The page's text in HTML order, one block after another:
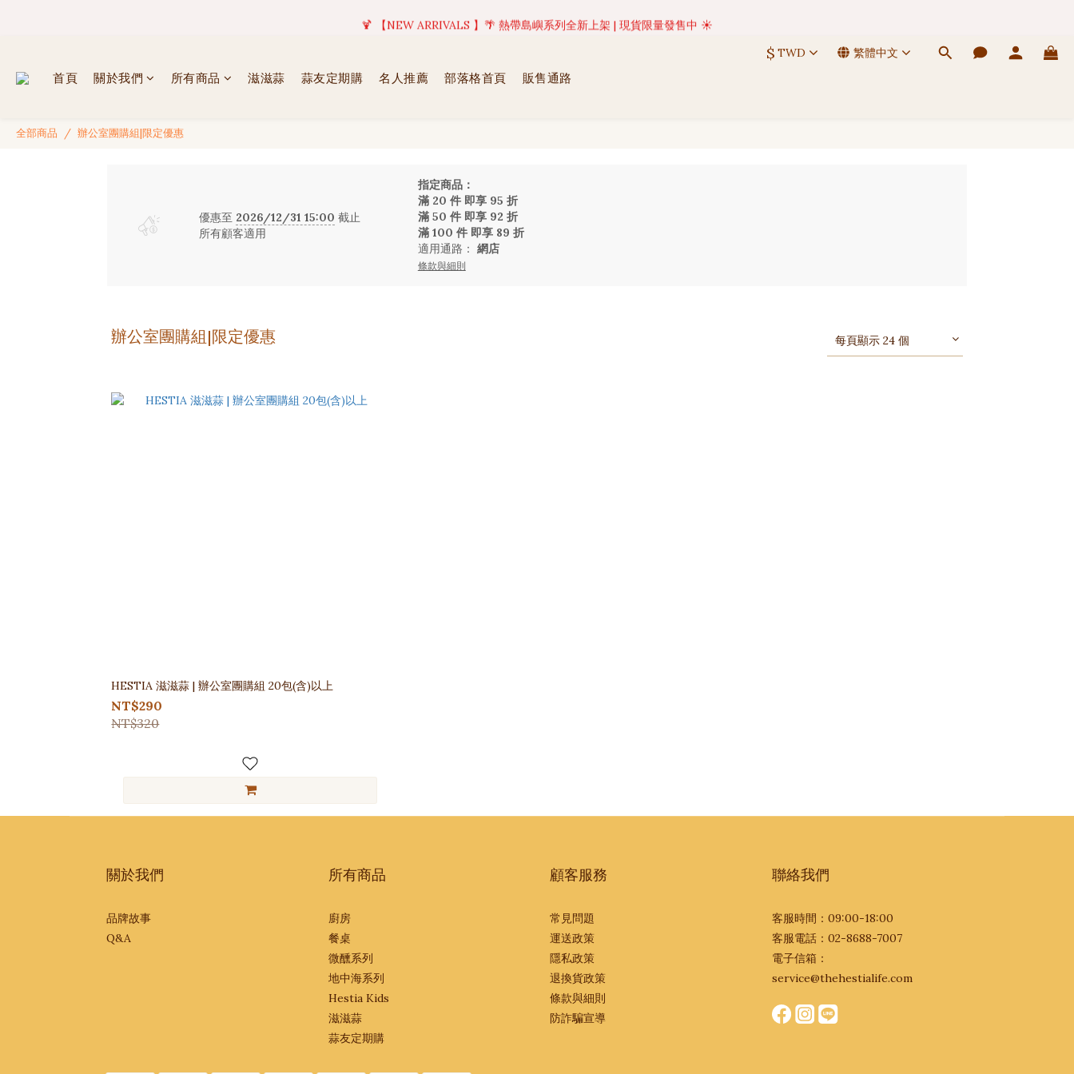
✦ 美好值得等待 | 現貨商品將於訂單成立後1-5個工作天內(不含例假日)完成出貨 🚚
🍹 【NEW ARRIVALS 】🌴 熱帶島嶼系列全新上架 | 現貨限量發售中 ☀️
$ TWD 繁體中文
首頁 關於我們 所有商品 滋滋蒜 蒜友定期購 名人推薦 部落格首頁 販售通路
全部商品 辦公室團購組|限定優惠
優惠至 2026/12/31 15:00 截止
所有顧客適用
指定商品：
滿 20 件 即享 95 折
滿 50 件 即享 92 折
滿 100 件 即享 89 折
適用通路： 網店
條款與細則
辦公室團購組|限定優惠 每頁顯示 24 個
HESTIA 滋滋蒜 | 辦公室團購組 20包(含)以上
NT$290
NT$320
關於我們
品牌故事
Q&A
所有商品
廚房
餐桌
微醺系列
地中海系列
Hestia Kids
滋滋蒜
蒜友定期購
顧客服務
常見問題
運送政策
隱私政策
退換貨政策
條款與細則
防詐騙宣導
聯絡我們
客服時間：09:00-18:00
客服電話：02-8688-7007
電子信箱：
service@thehestialife.com